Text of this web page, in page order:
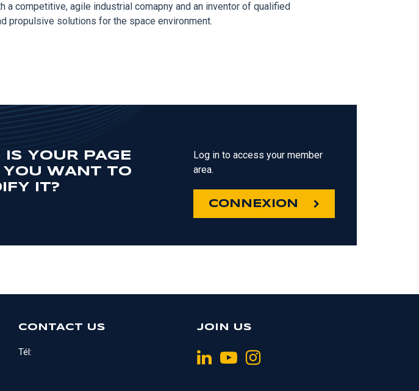
a competitive, agile industrial comapny and an inventor of qualified
propulsive solutions for the space environment.
IS YOUR PAGE
WANT TO
IT?
Log in to access your member
area.
CONNEXION
CONTACT US
Tél:
JOIN US